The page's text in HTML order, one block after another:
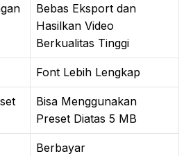
Bebas Eksport dan
Hasilkan Video
Berkualitas Tinggi
Font Lebih Lengkap
Bisa Menggunakan
Preset Diatas 5 MB
Berbayar